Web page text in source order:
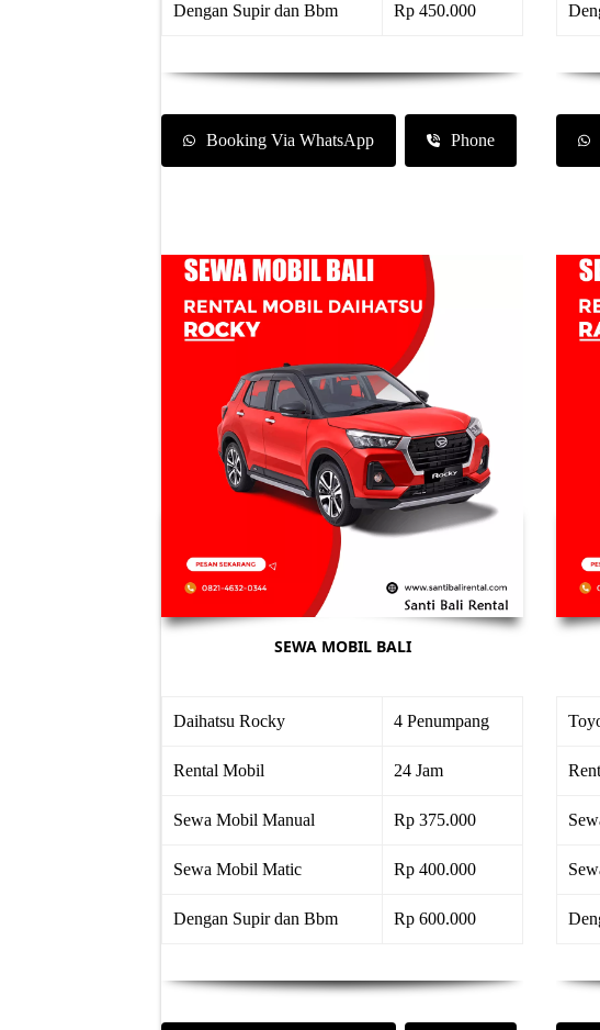
Dengan Supir dan Bbm Rp 450.000
Booking Via WhatsApp Phone
SEWA MOBIL BALI
Daihatsu Rocky 4 Penumpang
Rental Mobil 24 Jam
Sewa Mobil Manual Rp 375.000
Sewa Mobil Matic Rp 400.000
Dengan Supir dan Bbm Rp 600.000